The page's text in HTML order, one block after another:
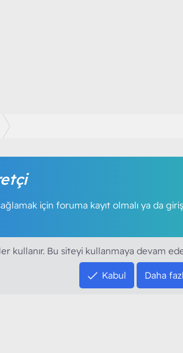
için foruma kayıt olmalı ya da giriş
kullanır. Bu siteyi kullanmaya devam
Kabul Daha